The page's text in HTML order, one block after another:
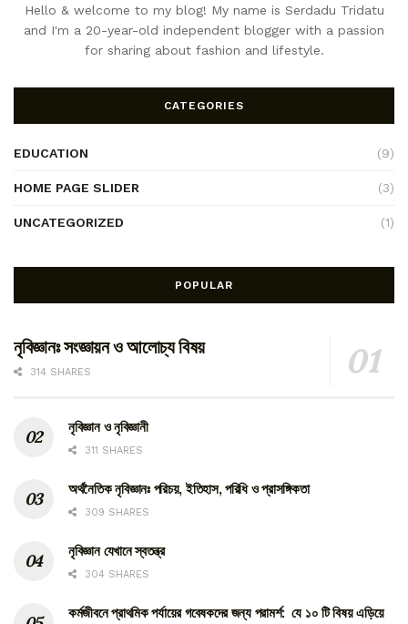
Hello & welcome to my blog! My name is Serdadu Tridatu
and I'm a 20-year-old independent blogger with a passion
for sharing about fashion and lifestyle.
CATEGORIES
EDUCATION (9)
HOME PAGE SLIDER (3)
UNCATEGORIZED (1)
POPULAR
নৃবিজ্ঞানঃ সংজ্ঞায়ন ও আলোচ্য বিষয়
314 SHARES
নৃবিজ্ঞান ও নৃবিজ্ঞানী
311 SHARES
অর্থনৈতিক নৃবিজ্ঞানঃ পরিচয়, ইতিহাস, পরিধি ও প্রাসঙ্গিকতা
309 SHARES
নৃবিজ্ঞান যেখানে স্বতন্ত্র
304 SHARES
কর্মজীবনে প্রাথমিক পর্যায়ের গবেষকদের জন্য পরামর্শ: যে ১০ টি বিষয় এড়িয়ে